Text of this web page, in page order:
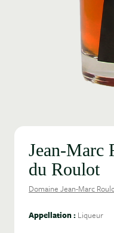
Jean-Marc
du Roulot
Domaine Jean-Marc
Appellation : Liqueur